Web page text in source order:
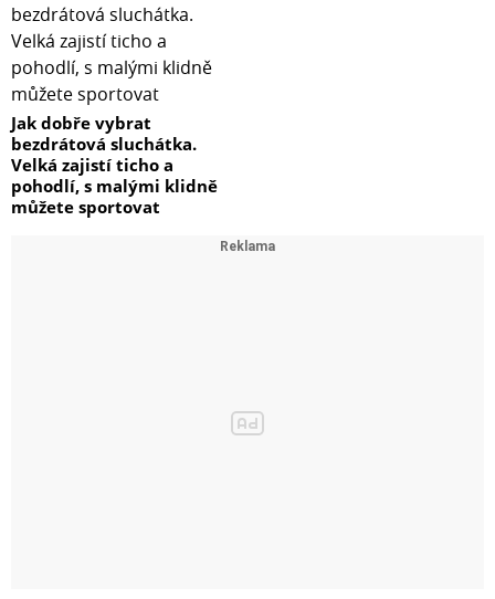
Jak dobře vybrat
bezdrátová sluchátka.
Velká zajistí ticho a
pohodlí, s malými klidně
můžete sportovat